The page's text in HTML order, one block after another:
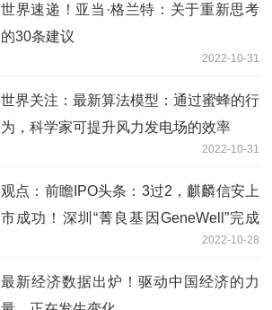
世界速递！亚当·格兰特：关于重新思考
的30条建议
2022-10-31
世界关注：最新算法模型：通过蜜蜂的行
为，科学家可提升风力发电场的效率
2022-10-31
观点：前瞻IPO头条：3过2，麒麟信安上
市成功！深圳“菁良基因GeneWell”完成
2022-10-28
最新经济数据出炉！驱动中国经济的力